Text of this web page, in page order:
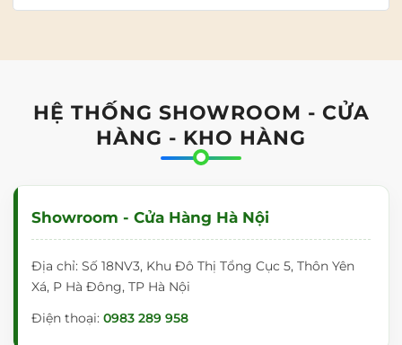
HỆ THỐNG SHOWROOM - CỬA
HÀNG - KHO HÀNG
Showroom - Cửa Hàng Hà Nội
Địa chỉ: Số 18NV3, Khu Đô Thị Tổng Cục 5, Thôn Yên
Xá, P Hà Đông, TP Hà Nội
Điện thoại: 0983 289 958